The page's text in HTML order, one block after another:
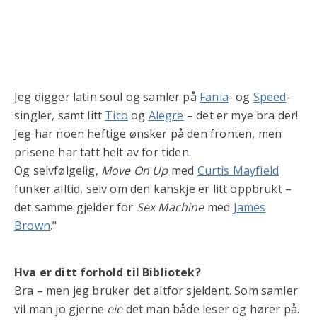
Jeg digger latin soul og samler på Fania- og Speed-
singler, samt litt Tico og Alegre – det er mye bra der!
Jeg har noen heftige ønsker på den fronten, men
prisene har tatt helt av for tiden.
Og selvfølgelig, Move On Upmed Curtis Mayfield
funker alltid, selv om den kanskje er litt oppbrukt –
det samme gjelder for Sex Machinemed James
Brown."
Hva er ditt forhold til Bibliotek?
Bra – men jeg bruker det altfor sjeldent. Som samler
vil man jo gjerne eiedet man både leser og hører på.